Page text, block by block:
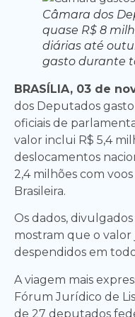
Câmara dos
quase R$ 8
diárias até
gasto durante
BRASÍLIA, 03 de
dos Deputados
oficiais de
valor inclui R$ 5,4
deslocamentos
2,4 milhões com
Brasileira.
Os dados,
mostram que o valor
despendidos em
A viagem mais
Fórum Jurídico de
de 27 deputados